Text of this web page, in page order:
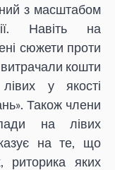
з масштабом
Навіть на
сюжети проти
кошти
у якості
Також члени
на лівих
на те, що
риторика яких